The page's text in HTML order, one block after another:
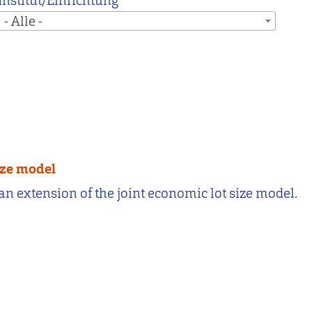
- Alle -
model
extension of the joint economic lot size model.